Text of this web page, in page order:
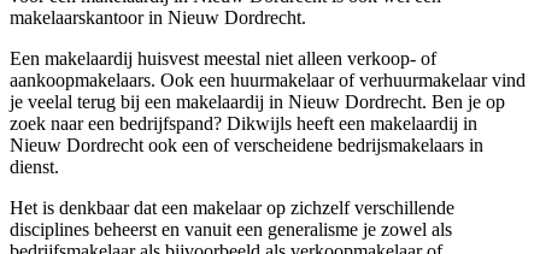
makelaarskantoor in Nieuw Dordrecht.
Een makelaardij huisvest meestal niet alleen verkoop- of
aankoopmakelaars. Ook een huurmakelaar of verhuurmakelaar vind
je veelal terug bij een makelaardij in Nieuw Dordrecht. Ben je op
zoek naar een bedrijfspand? Dikwijls heeft een makelaardij in
Nieuw Dordrecht ook een of verscheidene bedrijsmakelaars in
dienst.
Het is denkbaar dat een makelaar op zichzelf verschillende
disciplines beheerst en vanuit een generalisme je zowel als